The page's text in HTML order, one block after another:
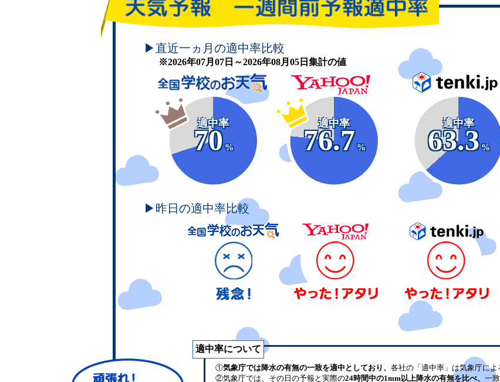
頑張れ！学校のお天気
▶直近一ヵ月の適中率比較
※2026年07月07日～2026年08月05日集計の値
適中率
70
%
適中率
76.7
%
適中率
63.3
%
▶昨日の適中率比較
適中率について
①気象庁では降水の有無の一致を適中としており、 各社の「適中率」は気象庁によ
②気象庁では、その日の予報と実際の24時間中の1mm以上降水の有無を比べ、 一